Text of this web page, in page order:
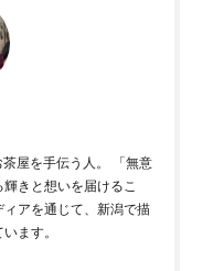
屋を手伝う人。 「無意
きと想いを届けるこ
ィアを通じて、新潟で描
ます。